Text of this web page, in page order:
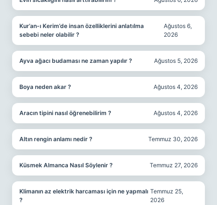
Kur’an-ı Kerim’de insan özelliklerini anlatılma
sebebi neler olabilir ?
Ağustos 6,
2026
Ayva ağacı budaması ne zaman yapılır ? Ağustos 5, 2026
Boya neden akar ? Ağustos 4, 2026
Aracın tipini nasıl öğrenebilirim ? Ağustos 4, 2026
Altın rengin anlamı nedir ? Temmuz 30, 2026
Küsmek Almanca Nasıl Söylenir ? Temmuz 27, 2026
Klimanın az elektrik harcaması için ne yapmalı
?
Temmuz 25,
2026